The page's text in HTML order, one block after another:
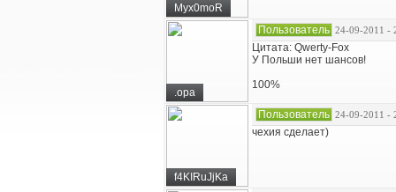
Myx0moR
.opa
Пользователь 24-09-2011 -
Цитата: Qwerty-Fox
У Польши нет шансов!
100%
f4KIRuJjKa
Пользователь 24-09-2011 -
чехия сделает)